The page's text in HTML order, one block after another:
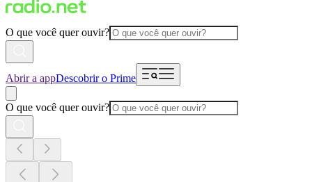
O que você quer ouvir?
Abrir a appDescobrir o Prime
O que você quer ouvir?